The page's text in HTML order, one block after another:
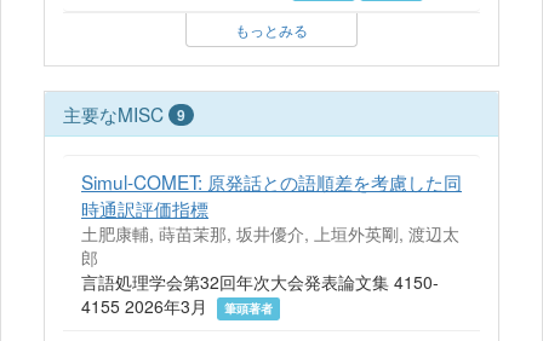
もっとみる
主要なMISC 9
Simul-COMET: 原発話との語順差を考慮した同
時通訳評価指標
土肥康輔, 蒔苗茉那, 坂井優介, 上垣外英剛, 渡辺太
郎
言語処理学会第32回年次大会発表論文集 4150-
4155 2026年3月
筆頭著者